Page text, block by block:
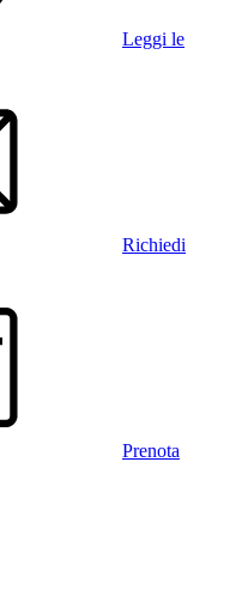
Leggi le
Richiedi
Prenota